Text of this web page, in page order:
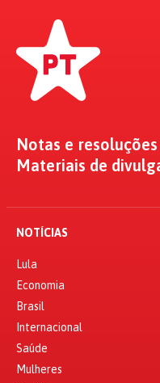
Notas e resoluções
Materiais de
NOTÍCIAS
Lula
Economia
Brasil
Internacional
Saúde
Mulheres